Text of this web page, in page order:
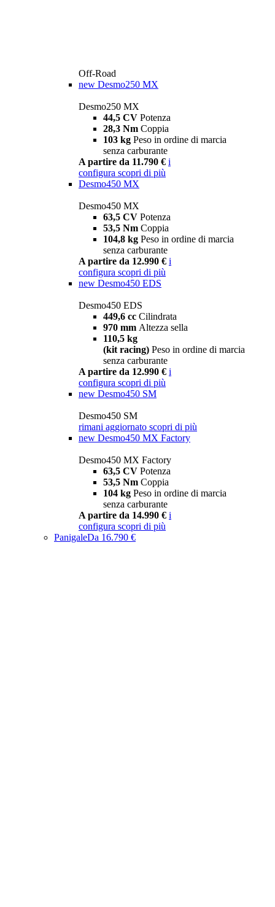
Off-Road
new Desmo250 MX
Desmo250 MX
44,5 CV Potenza
28,3 Nm Coppia
103 kg Peso in ordine di marcia
senza carburante
A partire da 11.790 € i
configura scopri di più
Desmo450 MX
Desmo450 MX
63,5 CV Potenza
53,5 Nm Coppia
104,8 kg Peso in ordine di marcia
senza carburante
A partire da 12.990 € i
configura scopri di più
new Desmo450 EDS
Desmo450 EDS
449,6 cc Cilindrata
970 mm Altezza sella
110,5 kg
(kit racing) Peso in ordine di marcia
senza carburante
A partire da 12.990 € i
configura scopri di più
new Desmo450 SM
Desmo450 SM
rimani aggiornato scopri di più
new Desmo450 MX Factory
Desmo450 MX Factory
63,5 CV Potenza
53,5 Nm Coppia
104 kg Peso in ordine di marcia
senza carburante
A partire da 14.990 € i
configura scopri di più
PanigaleDa 16.790 €